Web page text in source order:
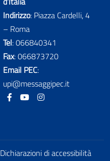
Indirizzo: Piazza Cardelli, 4
– Roma
Tel:066840341
Fax:066873720
Email PEC:
upi@messaggipec.it
FacebookYoutube
Dichiarazioni di accessibilità